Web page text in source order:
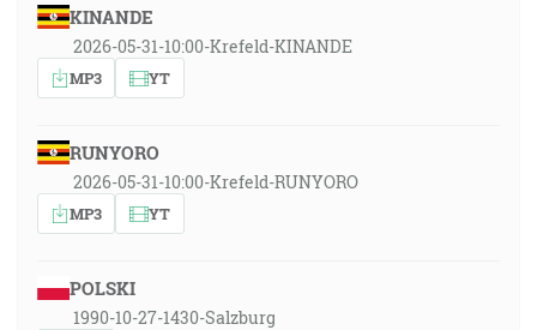
KINANDE
2026-05-31-10:00-Krefeld-KINANDE
MP3 YT
RUNYORO
2026-05-31-10:00-Krefeld-RUNYORO
MP3 YT
POLSKI
1990-10-27-1430-Salzburg